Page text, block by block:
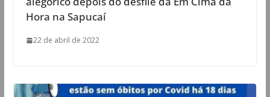
Hora na Sapucaí
22 de abril de 2022